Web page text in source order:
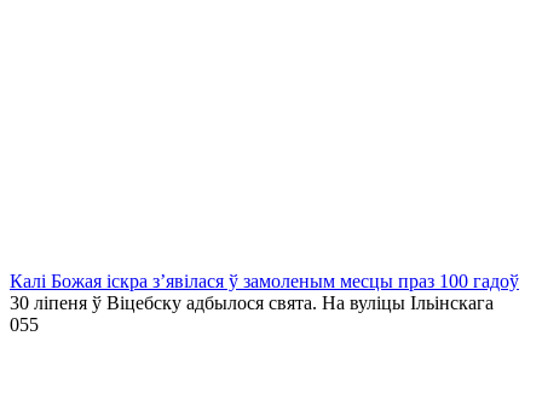
Калі Божая іскра з’явілася ў замоленым месцы праз 100 гадоў
30 ліпеня ў Віцебску адбылося свята. На вуліцы Ільінскага
055